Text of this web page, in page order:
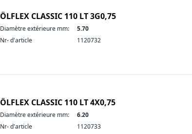
ÖLFLEX CLASSIC 110 LT 3G0,75
Diamètre extérieure mm:
5.70
Nr- d'article
1120732
ÖLFLEX CLASSIC 110 LT 4X0,75
Diamètre extérieure mm:
6.20
Nr- d'article
1120733